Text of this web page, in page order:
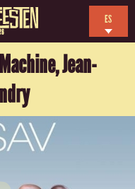
ES
Jean-